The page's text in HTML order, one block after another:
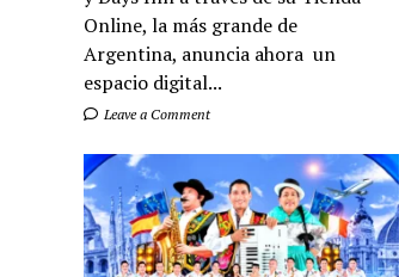
Online, la más grande de
Argentina, anuncia ahora un
espacio digital...
Leave a Comment